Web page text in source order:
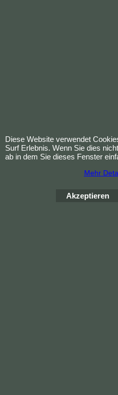
Diese Website verwendet
Surf Erlebnis. Wenn Sie dies
ab in dem Sie dieses Fenster
Mehr
Akzeptieren